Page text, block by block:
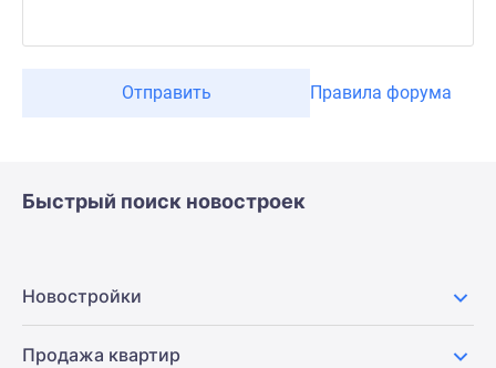
Отправить Правила форума
Быстрый поиск новостроек
Новостройки
Продажа квартир